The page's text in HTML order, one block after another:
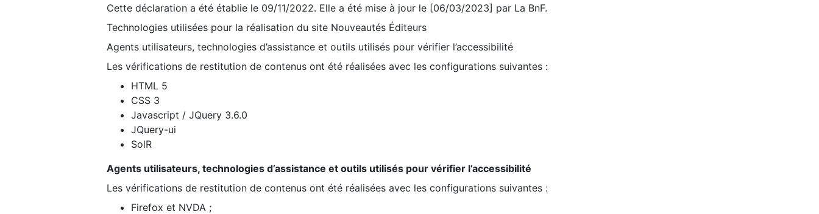
Cette déclaration a été établie le 09/11/2022. Elle a été mise à jour le [06/03/2023] par La BnF.
Technologies utilisées pour la réalisation du site Nouveautés Éditeurs
Agents utilisateurs, technologies d’assistance et outils utilisés pour vérifier l’accessibilité
Les vérifications de restitution de contenus ont été réalisées avec les configurations suivantes :
HTML 5
CSS 3
Javascript / JQuery 3.6.0
JQuery-ui
SolR
Agents utilisateurs, technologies d’assistance et outils utilisés pour vérifier l’accessibilité
Les vérifications de restitution de contenus ont été réalisées avec les configurations suivantes :
Firefox et NVDA ;